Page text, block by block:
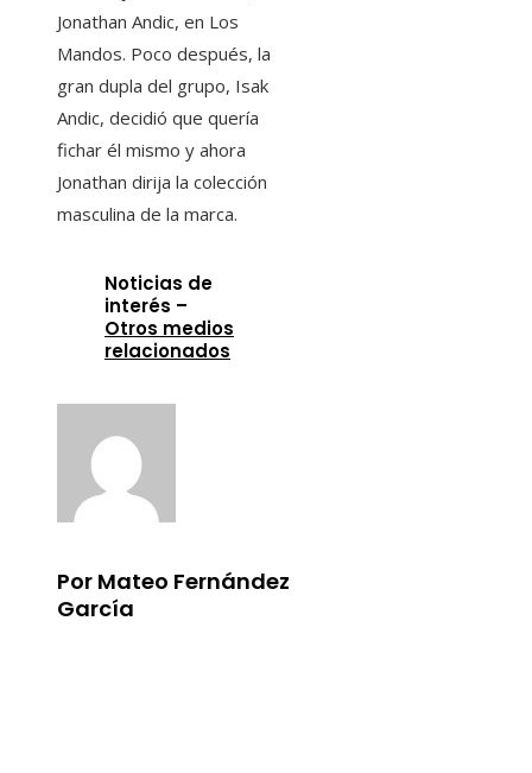
Jonathan Andic, en Los
Mandos. Poco después, la
gran dupla del grupo, Isak
Andic, decidió que quería
fichar él mismo y ahora
Jonathan dirija la colección
masculina de la marca.
Noticias de
interés –
Otros medios
relacionados
Por Mateo Fernández
García